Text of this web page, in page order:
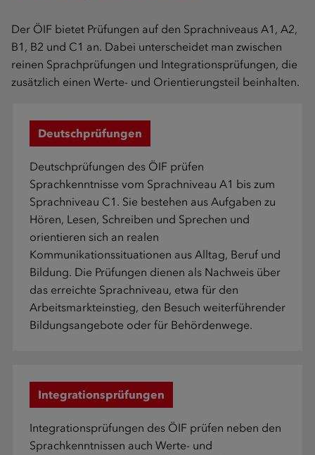
Der ÖIF bietet Prüfungen auf den Sprachniveaus A1, A2,
B1, B2 und C1 an. Dabei unterscheidet man zwischen
reinen Sprachprüfungen und Integrationsprüfungen, die
zusätzlich einen Werte- und Orientierungsteil beinhalten.
Deutschprüfungen
Deutschprüfungen des ÖIF prüfen
Sprachkenntnisse vom Sprachniveau A1 bis zum
Sprachniveau C1. Sie bestehen aus Aufgaben zu
Hören, Lesen, Schreiben und Sprechen und
orientieren sich an realen
Kommunikationssituationen aus Alltag, Beruf und
Bildung. Die Prüfungen dienen als Nachweis über
das erreichte Sprachniveau, etwa für den
Arbeitsmarkteinstieg, den Besuch weiterführender
Bildungsangebote oder für Behördenwege.
Integrationsprüfungen
Integrationsprüfungen des ÖIF prüfen neben den
Sprachkenntnissen auch Werte- und